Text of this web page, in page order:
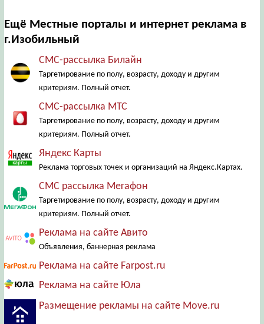
Ещё Местные порталы и интернет реклама в
г.Изобильный
СМС-рассылка Билайн
Таргетирование по полу, возрасту, доходу и другим
критериям. Полный отчет.
СМС-рассылка МТС
Таргетирование по полу, возрасту, доходу и другим
критериям. Полный отчет.
Яндекс Карты
Реклама торговых точек и организаций на Яндекс.Картах.
СМС рассылка Мегафон
Таргетирование по полу, возрасту, доходу и другим
критериям. Полный отчет.
Реклама на сайте Авито
Объявления, баннерная реклама
Реклама на сайте Farpost.ru
Реклама на сайте Юла
Размещение рекламы на сайте Move.ru